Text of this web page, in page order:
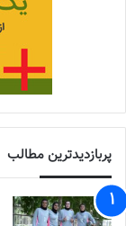
پربازدیدترین مطالب